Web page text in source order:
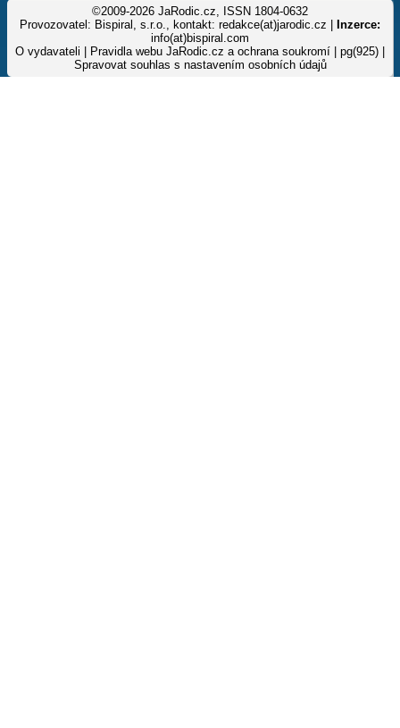
©2009-2026 JaRodic.cz, ISSN 1804-0632
Provozovatel: Bispiral, s.r.o., kontakt: redakce(at)jarodic.cz |
Inzerce:
info(at)bispiral.com
O vydavateli
Pravidla webu JaRodic.cz a ochrana soukromí | pg(925) |
Spravovat souhlas s nastavením osobních údajů